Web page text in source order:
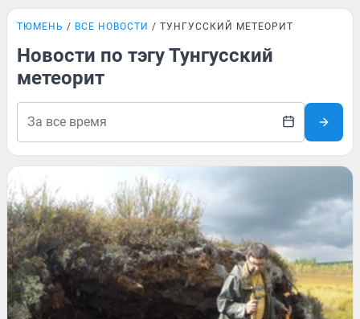
ТЮМЕНЬ ВСЕ НОВОСТИ ТУНГУССКИЙ МЕТЕОРИТ
Новости по тэгу Тунгусский
метеорит